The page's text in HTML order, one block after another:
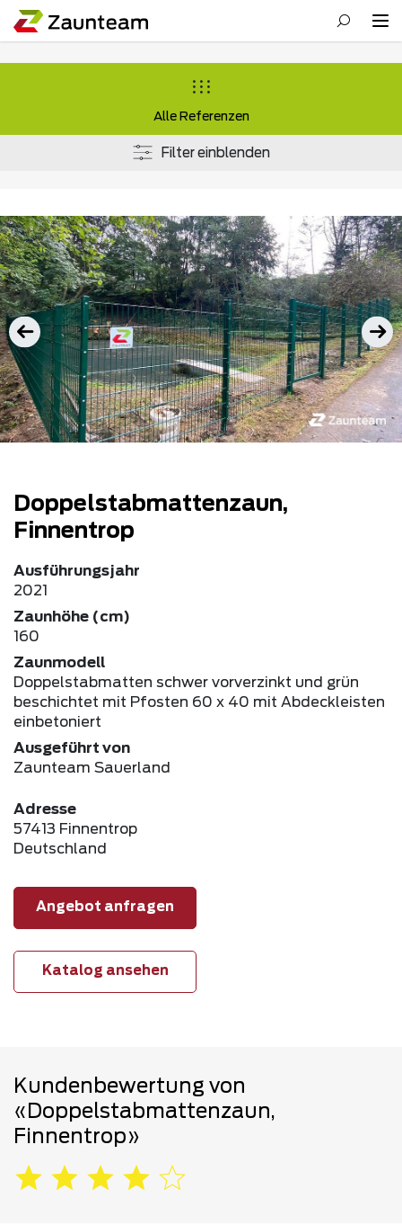
Alle Referenzen
Filter einblenden
Doppelstabmattenzaun,
Finnentrop
Ausführungsjahr
2021
Zaunhöhe (cm)
160
Zaunmodell
Doppelstabmatten schwer vorverzinkt und grün
beschichtet mit Pfosten 60 x 40 mit Abdeckleisten
einbetoniert
Ausgeführt von
Zaunteam Sauerland
Adresse
57413 Finnentrop
Deutschland
Angebot anfragen
Katalog ansehen
Kundenbewertung von
«Doppelstabmattenzaun,
Finnentrop»